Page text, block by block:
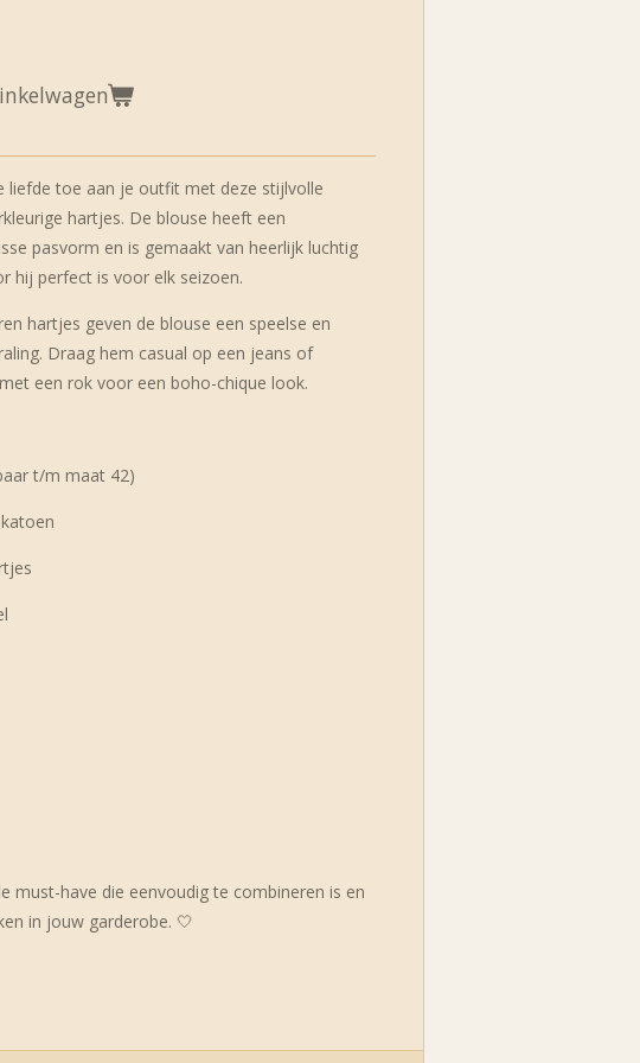
liefde toe aan je outfit met deze stijlvolle
hartjes. De blouse heeft een
pasvorm en is gemaakt van heerlijk luchtig
hij perfect is voor elk seizoen.
hartjes geven de blouse een speelse en
Draag hem casual op een jeans of
een rok voor een boho-chique look.
t/m maat 42)
must-have die eenvoudig te combineren is en
in jouw garderobe. 🤍